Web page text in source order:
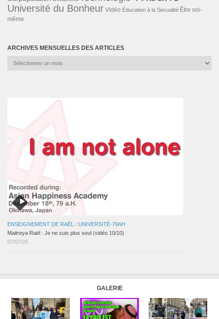
Université du Bonheur Vidéo Éducation à la Sexualité Être soi-
même
ARCHIVES MENSUELLES DES ARTICLES
Archives
ENSEIGNEMENT DE RAËL / UNIVERSITÉ-79AH
Maitreya Raël : Je ne suis plus seul (vidéo 10/10)
07/07/26
GALERIE